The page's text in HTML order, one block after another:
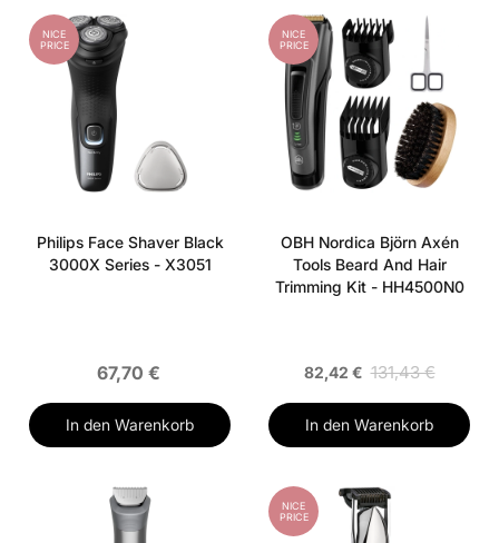
NICE
PRICE
Philips Face Shaver Black
3000X Series - X3051
67,70 €
In den Warenkorb
NICE
PRICE
OBH Nordica Björn Axén
Tools Beard And Hair
Trimming Kit - HH4500N0
82,42 € 131,43 €
In den Warenkorb
NICE
PRICE